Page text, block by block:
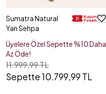
Sumatra Natural
Yan Sehpa
Üyelere Özel Sepette %10 Daha
Az Öde!
11.999,99 TL
Sepette 10.799,99 TL